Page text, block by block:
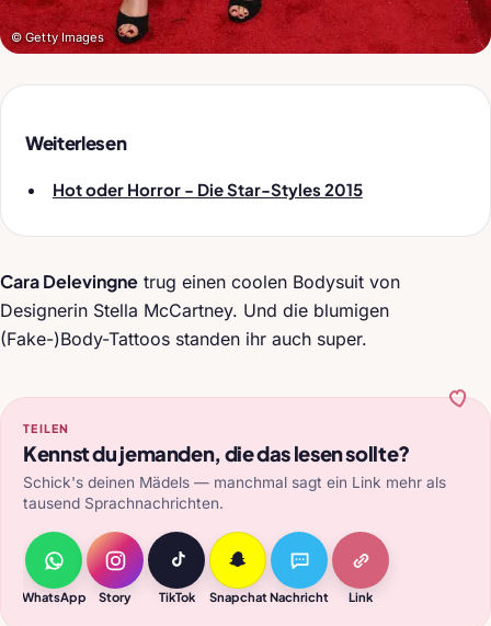
© Getty Images
Weiterlesen
Hot oder Horror - Die Star-Styles 2015
Cara Delevingne trug einen coolen Bodysuit von
Designerin Stella McCartney. Und die blumigen
(Fake-)Body-Tattoos standen ihr auch super.
TEILEN
Kennst du jemanden, die das lesen sollte?
Schick's deinen Mädels — manchmal sagt ein Link mehr als
tausend Sprachnachrichten.
WhatsApp Story TikTok SnapchatNachricht Link